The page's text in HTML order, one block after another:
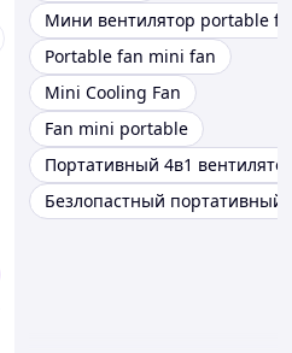
Мини вентилятор portable
Portable fan mini fan
Mini Cooling Fan
Fan mini portable
Портативный 4в1
Безлопастный портативный